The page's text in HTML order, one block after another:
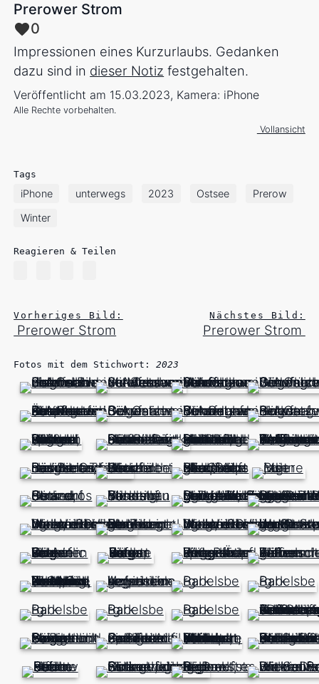
Prerower Strom
0
Impressionen eines Kurzurlaubs. Gedanken
dazu sind in dieser Notiz festgehalten.
Veröffentlicht am 15.03.2023, Kamera: iPhone
Alle Rechte vorbehalten.
Vollansicht
Tags
iPhone unterwegs 2023 Ostsee Prerow
Winter
Reagieren & Teilen
Vorheriges Bild:
Prerower Strom
Nächstes Bild:
Prerower Strom
Fotos mit dem Stichwort:2023